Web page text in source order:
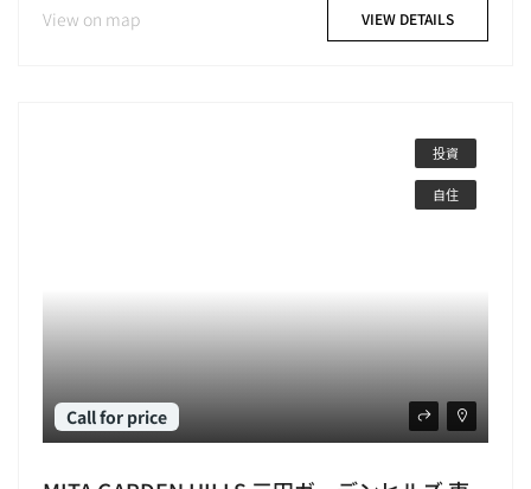
View on map VIEW DETAILS
投資
自住
Call for price